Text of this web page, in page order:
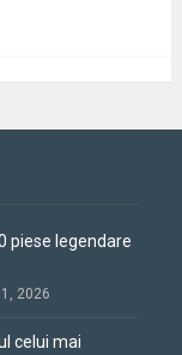
piese legendare
2026
celui mai